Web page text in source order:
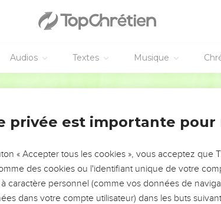
Audios Textes Musique
DE L’ANNÉE !
VOTRES ?
leur foi ou leur vision. Mais on voit
ont traversés, alors même que ce sont
privée est importante pour
« Accepter tous les cookies », vous acceptez que
des cookies ou l'identifiant unique de votre
caractère personnel (comme vos données de
dans votre compte utilisateur) dans les buts